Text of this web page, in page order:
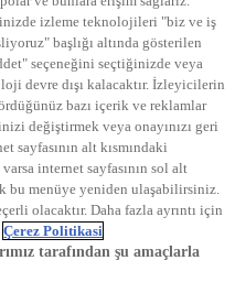
izleme teknolojileri "biz ve iş
başlığı altında gösterilen
seçeneğini seçtiğinizde veya
devre dışı kalacaktır. İzleyicilerin
bazı içerik ve reklamlar
değiştirmek veya onayınızı geri
sayfasının alt kısmındaki
internet sayfasının sol alt
bu menüye yeniden ulaşabilirsiniz.
olacaktır. Daha fazla ayrıntı için
Çerez Politikasi
tarafından şu amaçlarla